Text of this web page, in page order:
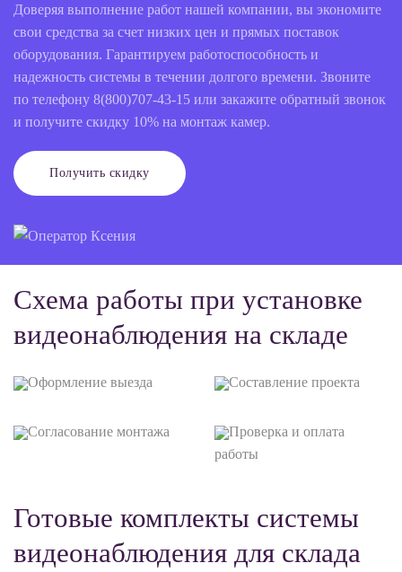
Доверяя выполнение работ нашей компании, вы экономите
свои средства за счет низких цен и прямых поставок
оборудования. Гарантируем работоспособность и
надежность системы в течении долгого времени. Звоните
по телефону 8(800)707-43-15 или закажите обратный звонок
и получите скидку 10% на монтаж камер.
Получить скидку
Схема работы при установке
видеонаблюдения на складе
Оформление выезда Составление проекта
Согласование монтажа
Проверка и оплата
работы
Готовые комплекты системы
видеонаблюдения для склада